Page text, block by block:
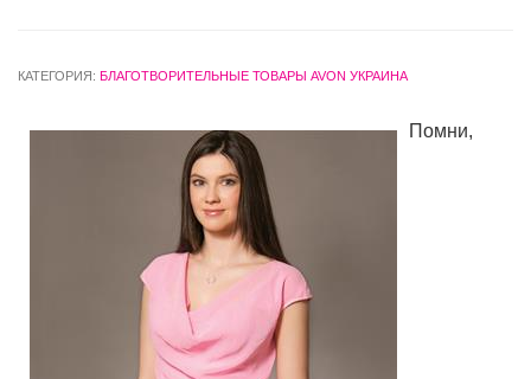
КАТЕГОРИЯ: БЛАГОТВОРИТЕЛЬНЫЕ ТОВАРЫ AVON УКРАИНА
Помни,